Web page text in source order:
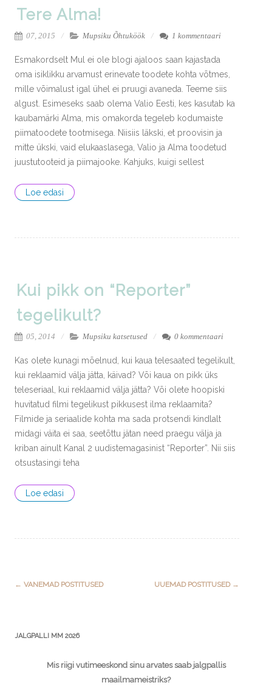
Tere Alma!
07, 2015 Mupsiku Õhtuköök 1 kommentaari
Esmakordselt Mul ei ole blogi ajaloos saan kajastada
oma isiklikku arvamust erinevate toodete kohta võtmes,
mille võimalust igal ühel ei pruugi avaneda. Teeme siis
algust. Esimeseks saab olema Valio Eesti, kes kasutab ka
kaubamärki Alma, mis omakorda tegeleb kodumaiste
piimatoodete tootmisega. Niisiis läkski, et proovisin ja
mitte ükski, vaid elukaaslasega, Valio ja Alma toodetud
juustutooteid ja piimajooke. Kahjuks, kuigi sellest
Loe edasi
Kui pikk on “Reporter”
tegelikult?
05, 2014 Mupsiku katsetused 0 kommentaari
Kas olete kunagi mõelnud, kui kaua telesaated tegelikult,
kui reklaamid välja jätta, käivad? Või kaua on pikk üks
teleseriaal, kui reklaamid välja jätta? Või olete hoopiski
huvitatud filmi tegelikust pikkusest ilma reklaamita?
Filmide ja seriaalide kohta ma sada protsendi kindlalt
midagi väita ei saa, seetõttu jätan need praegu välja ja
kriban ainult Kanal 2 uudistemagasinist “Reporter”. Nii siis
otsustasingi teha
Loe edasi
Post
← VANEMAD POSTITUSED UUEMAD POSTITUSED →
JALGPALLI MM 2026
Mis riigi vutimeeskond sinu arvates saab jalgpallis
maailmameistriks?